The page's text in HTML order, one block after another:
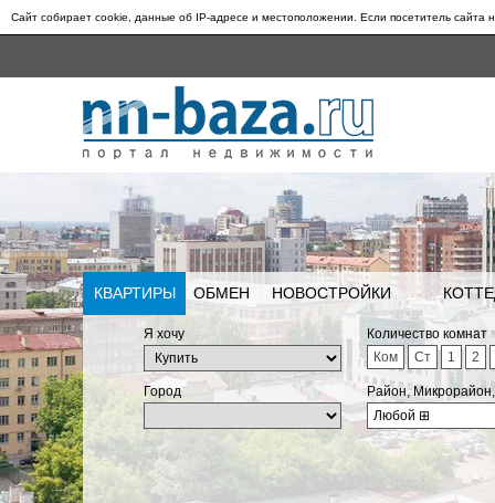
Сайт собирает cookie, данные об IP-адресе и местоположении. Если посетитель сайта
КВАРТИРЫ ОБМЕН НОВОСТРОЙКИ
Я хочу
Количество комнат
Ком
Ст 1 2
Город
Район,
Любой ⊞